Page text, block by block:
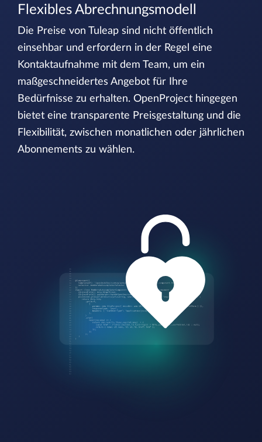
Flexibles Abrechnungsmodell
Die Preise von Tuleap sind nicht öffentlich
einsehbar und erfordern in der Regel eine
Kontaktaufnahme mit dem Team, um ein
maßgeschneidertes Angebot für Ihre
Bedürfnisse zu erhalten. OpenProject hingegen
bietet eine transparente Preisgestaltung und die
Flexibilität, zwischen monatlichen oder jährlichen
Abonnements zu wählen.